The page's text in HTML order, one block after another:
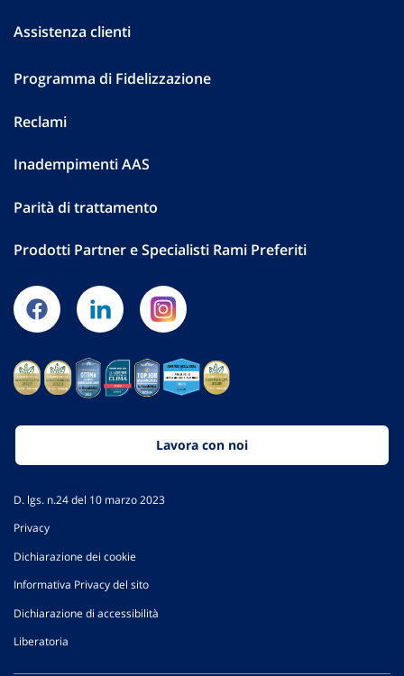
Assistenza clienti
Programma di Fidelizzazione
Reclami
Inadempimenti AAS
Parità di trattamento
Prodotti Partner e Specialisti Rami Preferiti
Lavora con noi
D. lgs. n.24 del 10 marzo 2023
Privacy
Dichiarazione dei cookie
Informativa Privacy del sito
Dichiarazione di accessibilità
Liberatoria